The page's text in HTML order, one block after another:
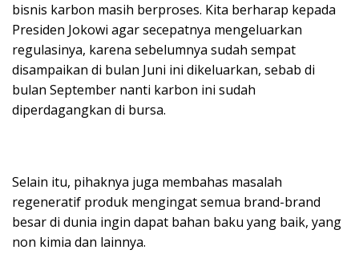
bisnis karbon masih berproses. Kita berharap kepada
Presiden Jokowi agar secepatnya mengeluarkan
regulasinya, karena sebelumnya sudah sempat
disampaikan di bulan Juni ini dikeluarkan, sebab di
bulan September nanti karbon ini sudah
diperdagangkan di bursa.
Selain itu, pihaknya juga membahas masalah
regeneratif produk mengingat semua brand-brand
besar di dunia ingin dapat bahan baku yang baik, yang
non kimia dan lainnya.